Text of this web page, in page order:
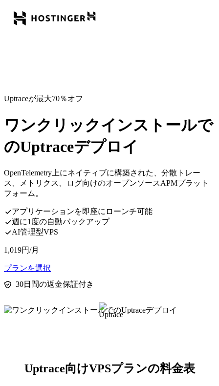
Uptraceが最大70％オフ
ワンクリックインストールで
のUptraceデプロイ
OpenTelemetry上にネイティブに構築された、分散トレー
ス、メトリクス、ログ向けのオープンソースAPMプラット
フォーム。
アプリケーションを即座にローンチ可能
週に1度の自動バックアップ
AI管理型VPS
1,019円/月
プランを選択
30日間の返金保証付き
Uptrace向けVPSプランの料金表